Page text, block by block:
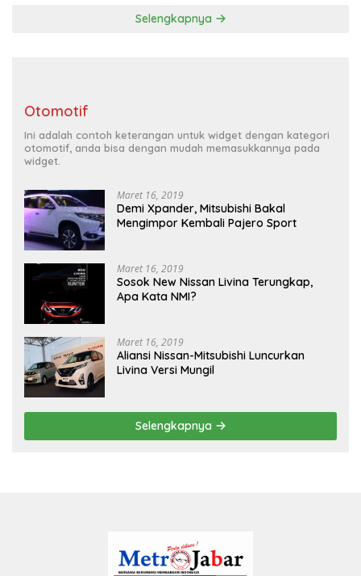
Selengkapnya
Otomotif
Ini adalah contoh keterangan untuk widget dengan kategori
otomotif, anda bisa dengan mudah memasukkannya pada
widget.
Maret 16, 2019
Demi Xpander, Mitsubishi Bakal
Mengimpor Kembali Pajero Sport
Maret 16, 2019
Sosok New Nissan Livina Terungkap,
Apa Kata NMI?
Maret 16, 2019
Aliansi Nissan-Mitsubishi Luncurkan
Livina Versi Mungil
Selengkapnya